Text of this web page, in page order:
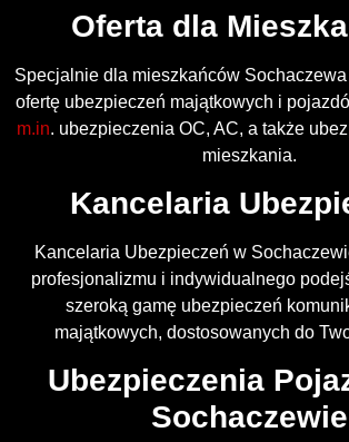
Oferta dla
Specjalnie dla mieszkańców
ofertę ubezpieczeń majątkowych i
m.in. ubezpieczenia OC, AC, a także
mieszkania.
Kancelaria
Kancelaria Ubezpieczeń w
profesjonalizmu i indywidualnego
szeroką gamę ubezpieczeń
majątkowych, dostosowanych do
Ubezpieczenia
Sochaczewie